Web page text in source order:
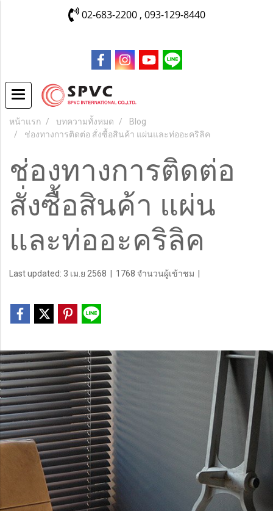
02-683-2200 , 093-129-8440
หน้าแรก บทความทั้งหมด
Blog
ช่องทางการติดต่อ สั่งซื้อสินค้า แผ่นและท่ออะคริลิค
ช่องทางการติดต่อ
สั่งซื้อสินค้า แผ่น
และท่ออะคริลิค
Last updated: 3 เม.ย 2568 1768 จำนวนผู้เข้าชม